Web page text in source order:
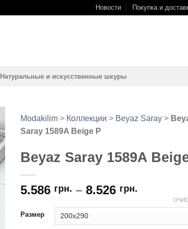
Новости Покупка и
Натуральные и искусственные шкуры
Modakilim > Коллекции > Beyaz Saray >
Saray 1589A Beige P
Beyaz Saray 1589A
5.586 грн. – 8.526 грн.
Размер